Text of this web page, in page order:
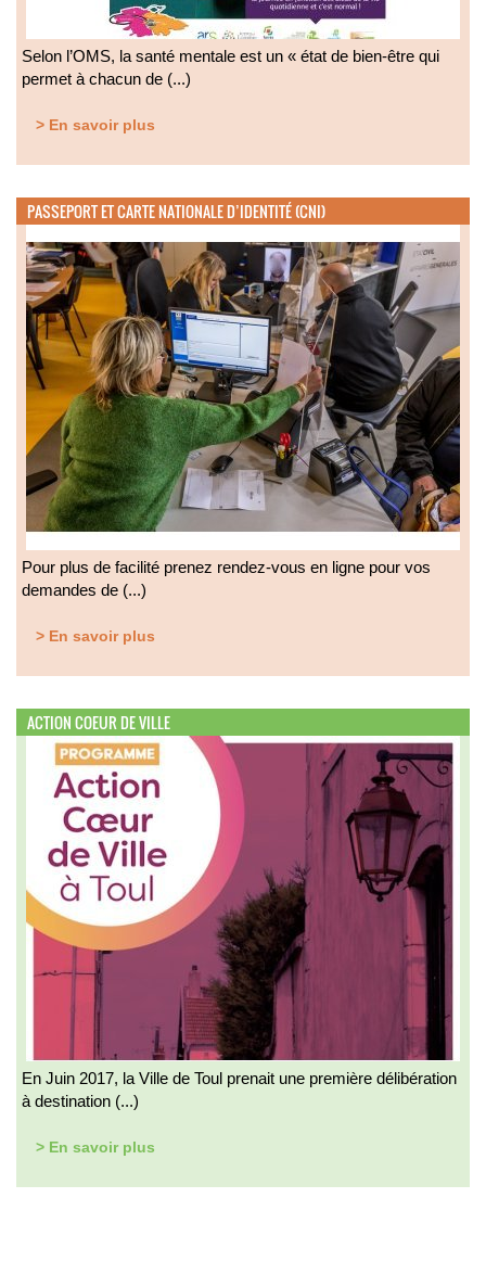
Selon l’OMS, la santé mentale est un « état de bien-être qui
permet à chacun de (...)
> En savoir plus
PASSEPORT ET CARTE NATIONALE D’IDENTITÉ (CNI)
Pour plus de facilité prenez rendez-vous en ligne pour vos
demandes de (...)
> En savoir plus
ACTION COEUR DE VILLE
En Juin 2017, la Ville de Toul prenait une première délibération
à destination (...)
> En savoir plus